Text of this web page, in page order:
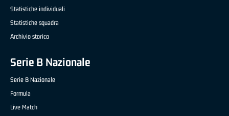
Statistiche individuali
Statistiche squadra
Archivio storico
Serie B Nazionale
Serie B Nazionale
Formula
Live Match